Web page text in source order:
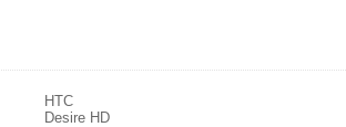
HTC
Desire HD